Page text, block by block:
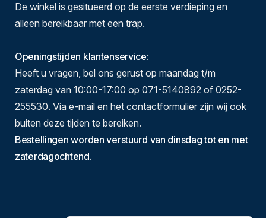
De winkel is gesitueerd op de eerste verdieping en
alleen bereikbaar met een trap.
Openingstijden klantenservice:
Heeft u vragen, bel ons gerust op maandag t/m
zaterdag van 10:00-17:00 op 071-5140892 of 0252-
255530. Via e-mail en het contactformulier zijn wij ook
buiten deze tijden te bereiken.
Bestellingen worden verstuurd van dinsdag tot en met
zaterdagochtend.